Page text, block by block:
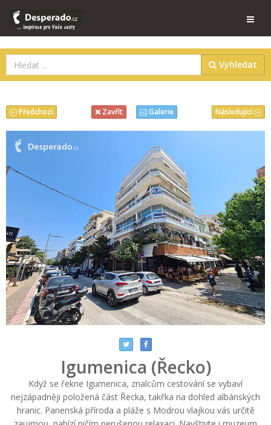
Vyhledat
Následující
Předchozí Zavřít Galerie
Igumenica (Řecko)
Když se řekne Igumenica, znalcům cestování se vybaví
nejzápadněji položená část Řecka, takřka na dohled albánských
hranic. Panenská příroda a pláže s Modrou vlajkou vás určitě